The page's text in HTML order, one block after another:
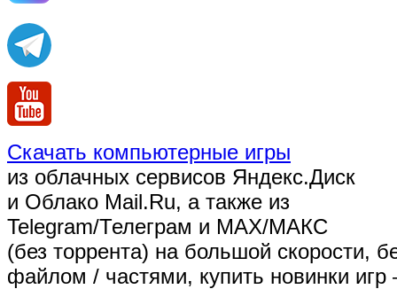
Скачать компьютерные игры
из облачных сервисов Яндекс.Диск
и Облако Mail.Ru, а также из
Telegram/Телеграм и MAX/МАКС
(без торрента) на большой скорости,
файлом / частями, купить новинки